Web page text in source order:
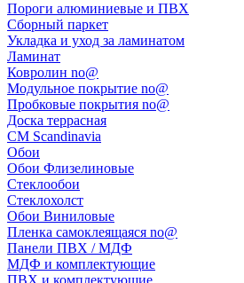
Пороги алюминиевые и ПВХ
Сборный паркет
Укладка и уход за ламинатом
Ламинат
Ковролин no@
Модульное покрытие no@
Пробковые покрытия no@
Доска террасная
CM Scandinavia
Обои
Обои Флизелиновые
Стеклообои
Стеклохолст
Обои Виниловые
Пленка самоклеящаяся no@
Панели ПВХ / МДФ
МДФ и комплектующие
ПВХ и комплектующие